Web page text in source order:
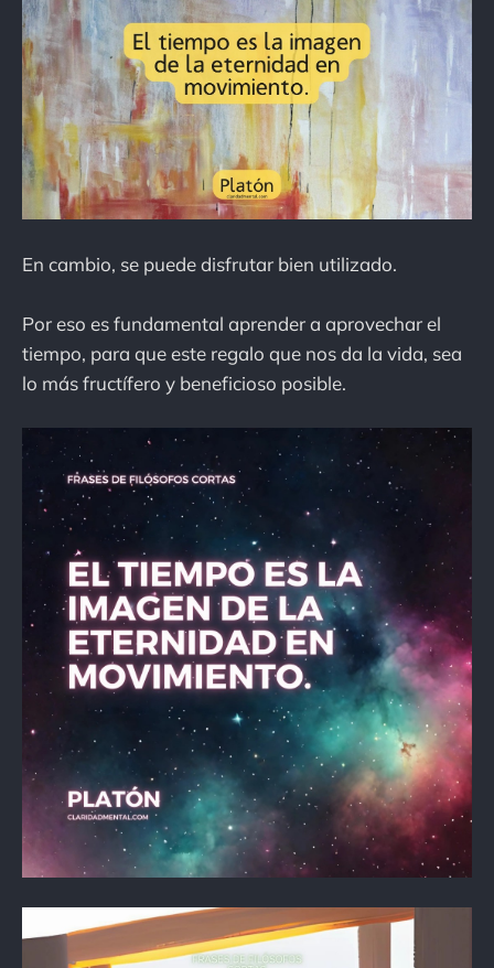
En cambio, se puede disfrutar bien utilizado.
Por eso es fundamental aprender a aprovechar el
tiempo, para que este regalo que nos da la vida, sea
lo más fructífero y beneficioso posible.